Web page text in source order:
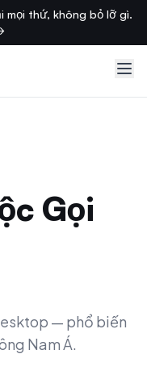
mọi thứ, không bỏ lỡ gì.
Gọi
— phổ biến
Nam Á.